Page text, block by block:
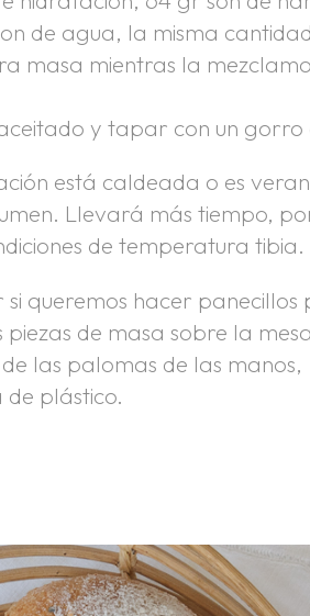
de agua, la misma
masa mientras la
y tapar con un gorro
está caldeada o es
Llevará más tiempo,
de temperatura tibia.
queremos hacer
de masa sobre la
las palomas de las
plástico.